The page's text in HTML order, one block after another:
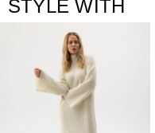
STYLE WITH